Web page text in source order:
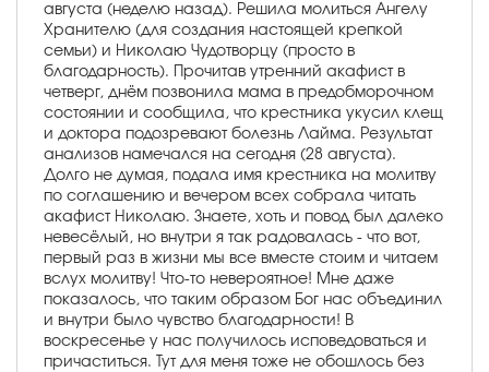
августа (неделю назад). Решила молиться Ангелу
Хранителю (для создания настоящей крепкой
семьи) и Николаю Чудотворцу (просто в
благодарность). Прочитав утренний акафист в
четверг, днём позвонила мама в предобморочном
состоянии и сообщила, что крестника укусил клещ
и доктора подозревают болезнь Лайма. Результат
анализов намечался на сегодня (28 августа).
Долго не думая, подала имя крестника на молитву
по соглашению и вечером всех собрала читать
акафист Николаю. Знаете, хоть и повод был далеко
невесёлый, но внутри я так радовалась - что вот,
первый раз в жизни мы все вместе стоим и читаем
вслух молитву! Что-то невероятное! Мне даже
показалось, что таким образом Бог нас объединил
и внутри было чувство благодарности! В
воскресенье у нас получилось исповедоваться и
причаститься. Тут для меня тоже не обошлось без